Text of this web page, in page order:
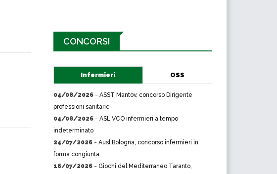
CONCORSI
Infermieri OSS
04/08/2026 - ASST Mantov, concorso Dirigente
professioni sanitarie
04/08/2026 - ASL VCO infermieri a tempo
indeterminato
24/07/2026 - Ausl Bologna, concorso infermieri in
forma congiunta
16/07/2026 - Giochi del Mediterraneo Taranto,